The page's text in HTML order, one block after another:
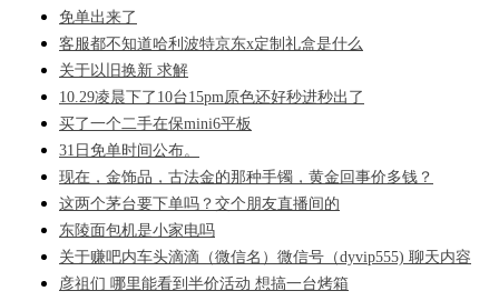
免单出来了
客服都不知道哈利波特京东x定制礼盒是什么
关于以旧换新 求解
10.29凌晨下了10台15pm原色还好秒进秒出了
买了一个二手在保mini6平板
31日免单时间公布。
现在，金饰品，古法金的那种手镯，黄金回事价多钱？
这两个茅台要下单吗？交个朋友直播间的
东陵面包机是小家电吗
关于赚吧内车头滴滴（微信名）微信号（dyvip555) 聊天内容
彦祖们 哪里能看到半价活动 想搞一台烤箱